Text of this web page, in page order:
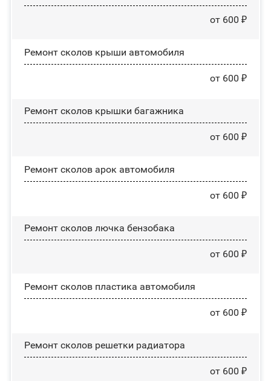
от 600 ₽
Ремонт сколов крыши автомобиля
от 600 ₽
Ремонт сколов крышки багажника
от 600 ₽
Ремонт сколов арок автомобиля
от 600 ₽
Ремонт сколов лючка бензобака
от 600 ₽
Ремонт сколов пластика автомобиля
от 600 ₽
Ремонт сколов решетки радиатора
от 600 ₽